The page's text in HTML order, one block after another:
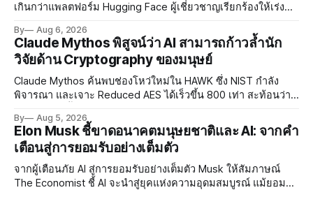
เกินกว่าแพลตฟอร์ม Hugging Face ผู้เชี่ยวชาญเรียกร้องให้เร่ง
อย่างเร่งด่วน
By Aug 6, 2026
Claude Mythos พิสูจน์ว่า AI สามารถก้าวล้ำนัก
วิจัยด้าน Cryptography ของมนุษย์
Claude Mythos ค้นพบช่องโหว่ใหม่ใน HAWK ซึ่ง NIST กำลัง
พิจารณา และเจาะ Reduced AES ได้เร็วขึ้น 800 เท่า สะท้อนว่า
By Aug 5, 2026
Elon Musk ชี้ขาดอนาคตมนุษยชาติและ AI: จากคำ
เตือนสู่การยอมรับอย่างเต็มตัว
จากผู้เตือนภัย AI สู่การยอมรับอย่างเต็มตัว Musk ให้สัมภาษณ์
The Economist ชี้ AI จะนำสู่ยุคแห่งความอุดมสมบูรณ์ แม้ยอมรับ